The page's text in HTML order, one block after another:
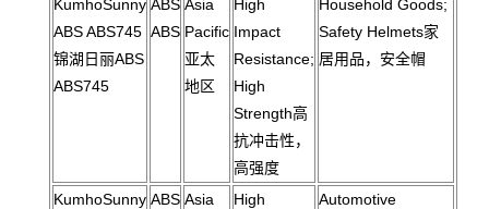
KumhoSunny
ABS ABS745
锦湖日丽ABS
ABS745
ABS
ABS
Asia
Pacific
亚太
地区
High
Impact
Resistance;
High
Strength高
抗冲击性，
高强度
Household Goods;
Safety Helmets家
居用品，安全帽
KumhoSunny ABS Asia
High
Automotive